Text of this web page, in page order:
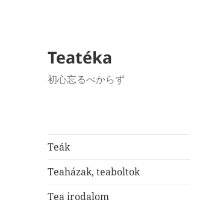
Teatéka
初心忘るべからず
Teák
Teaházak, teaboltok
Tea irodalom